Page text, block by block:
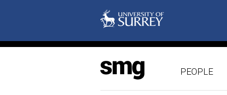
PEOPLE
скребница
скрести
скрипеть